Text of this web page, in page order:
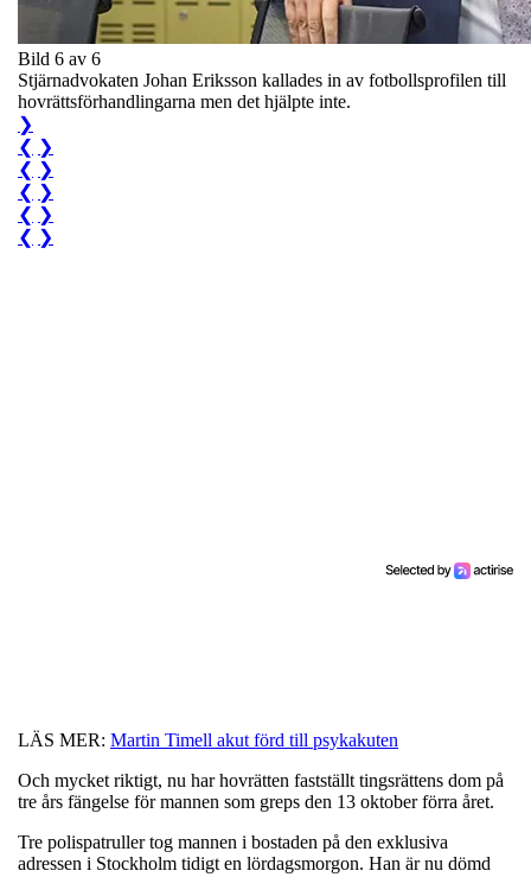
Bild 6 av 6
Stjärnadvokaten Johan Eriksson kallades in av fotbollsprofilen till
hovrättsförhandlingarna men det hjälpte inte.
❯
❮ ❯
❮ ❯
❮ ❯
❮ ❯
❮ ❯
LÄS MER: Martin Timell akut förd till psykakuten
Och mycket riktigt, nu har hovrätten fastställt tingsrättens dom på
tre års fängelse för mannen som greps den 13 oktober förra året.
Tre polispatruller tog mannen i bostaden på den exklusiva
adressen i Stockholm tidigt en lördagsmorgon. Han är nu dömd